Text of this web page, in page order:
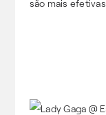
são mais